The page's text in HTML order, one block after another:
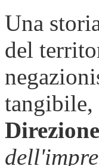
Una
del
tangibile,